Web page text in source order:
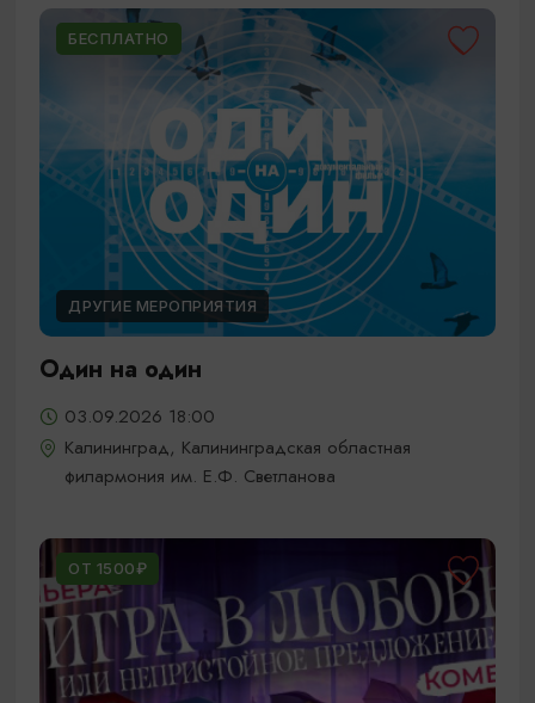
БЕСПЛАТНО
ДРУГИЕ МЕРОПРИЯТИЯ
Один на один
03.09.2026 18:00
Калининград, Калининградская областная
филармония им. Е.Ф. Светланова
ОТ 1500₽